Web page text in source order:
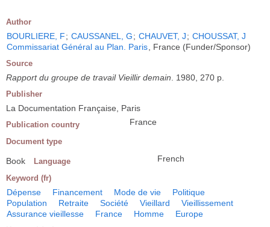
Author
BOURLIERE, F; CAUSSANEL, G; CHAUVET, J; CHOUSSAT, J
Commissariat Général au Plan. Paris , France (Funder/Sponsor)
Source
Rapport du groupe de travail Vieillir demain . 1980, 270 p.
Publisher
La Documentation Française, Paris
Publication country France
Document type
Book Language French
Keyword (fr)
Dépense Financement Mode de vie
Politique
Population
Retraite Société Vieillard
Vieillissement
Assurance vieillesse
France Homme Europe